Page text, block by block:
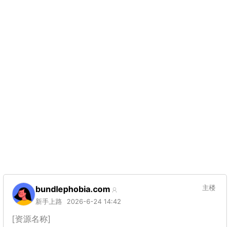
bundlephobia.com
新手上路 2026-6-24 14:42
主楼
[资源名称]